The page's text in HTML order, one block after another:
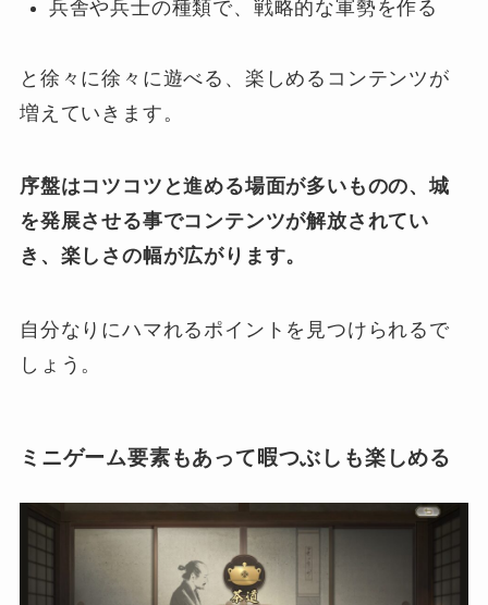
兵舎や兵士の種類で、戦略的な軍勢を作る
と徐々に徐々に遊べる、楽しめるコンテンツが
増えていきます。
序盤はコツコツと進める場面が多いものの、城
を発展させる事でコンテンツが解放されてい
き、楽しさの幅が広がります。
自分なりにハマれるポイントを見つけられるで
しょう。
ミニゲーム要素もあって暇つぶしも楽しめる